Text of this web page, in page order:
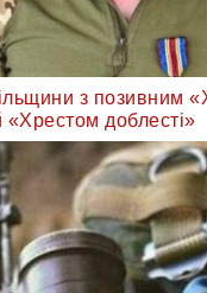
з позивним
доблесті»